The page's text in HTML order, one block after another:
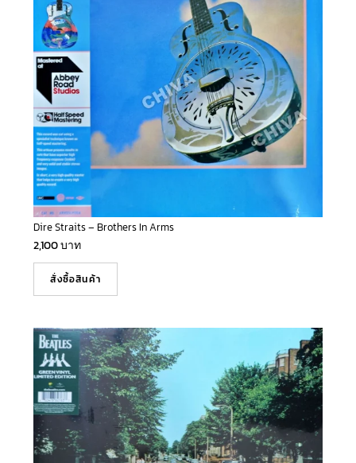
Dire Straits – Brothers In Arms
2,100บาท
สั่งซื้อสินค้า